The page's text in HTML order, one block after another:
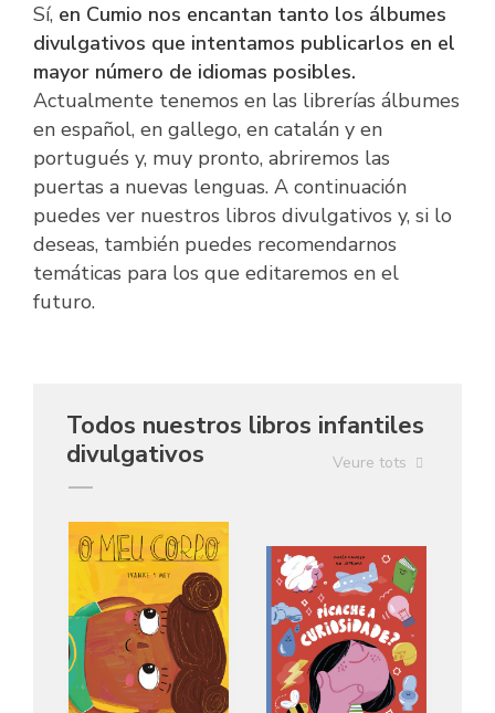
Sí, en Cumio nos encantan tanto los álbumes
divulgativos que intentamos publicarlos en el
mayor número de idiomas posibles.
Actualmente tenemos en las librerías álbumes
en español, en gallego, en catalán y en
portugués y, muy pronto, abriremos las
puertas a nuevas lenguas. A continuación
puedes ver nuestros libros divulgativos y, si lo
deseas, también puedes recomendarnos
temáticas para los que editaremos en el
futuro.
Todos nuestros libros infantiles
divulgativos
Veure tots